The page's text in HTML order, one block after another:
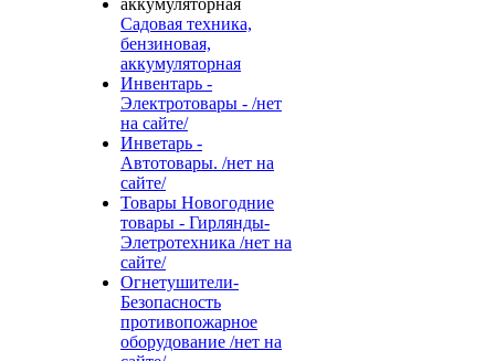
Садовая техника,
бензиновая,
аккумуляторная
Инвентарь -
Электротовары - /нет
на сайте/
Инветарь -
Автотовары. /нет на
сайте/
Товары Новогодние
товары - Гирлянды-
Элетротехника /нет на
сайте/
Огнетушители-
Безопасность
противопожарное
оборудование /нет на